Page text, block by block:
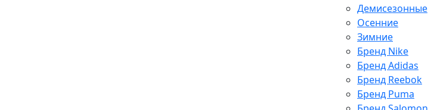
Демисезонные
Осенние
Зимние
Бренд Nike
Бренд Adidas
Бренд Reebok
Бренд Puma